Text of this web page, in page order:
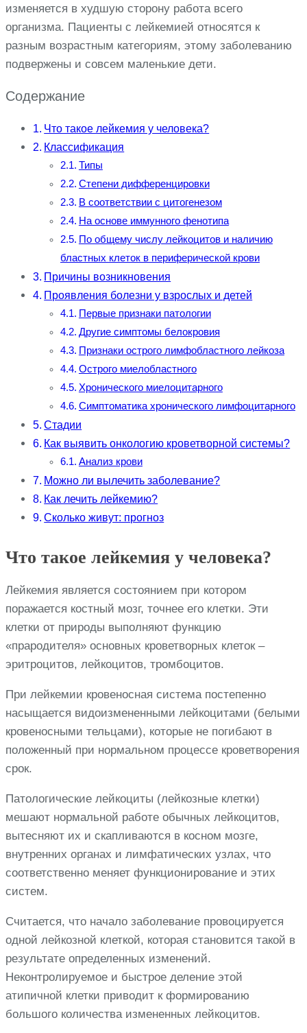
изменяется в худшую сторону работа всего
организма. Пациенты с лейкемией относятся к
разным возрастным категориям, этому заболеванию
подвержены и совсем маленькие дети.
Содержание
Что такое лейкемия у человека?
Классификация
Типы
Степени дифференцировки
В соответствии с цитогенезом
На основе иммунного фенотипа
По общему числу лейкоцитов и наличию
бластных клеток в периферической крови
Причины возникновения
Проявления болезни у взрослых и детей
Первые признаки патологии
Другие симптомы белокровия
Признаки острого лимфобластного лейкоза
Острого миелобластного
Хронического миелоцитарного
Симптоматика хронического лимфоцитарного
Стадии
Как выявить онкологию кроветворной системы?
Анализ крови
Можно ли вылечить заболевание?
Как лечить лейкемию?
Сколько живут: прогноз
Что такое лейкемия у человека?
Лейкемия является состоянием при котором
поражается костный мозг, точнее его клетки. Эти
клетки от природы выполняют функцию
«прародителя» основных кроветворных клеток –
эритроцитов, лейкоцитов, тромбоцитов.
При лейкемии кровеносная система постепенно
насыщается видоизмененными лейкоцитами (белыми
кровеносными тельцами), которые не погибают в
положенный при нормальном процессе кроветворения
срок.
Патологические лейкоциты (лейкозные клетки)
мешают нормальной работе обычных лейкоцитов,
вытесняют их и скапливаются в косном мозге,
внутренних органах и лимфатических узлах, что
соответственно меняет функционирование и этих
систем.
Считается, что начало заболевание провоцируется
одной лейкозной клеткой, которая становится такой в
результате определенных изменений.
Неконтролируемое и быстрое деление этой
атипичной клетки приводит к формированию
большого количества измененных лейкоцитов.